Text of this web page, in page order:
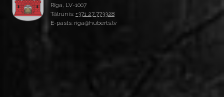
Rīga, LV-1007
Tālrunis: +371 27 773328
E-pasts: riga@huberts.lv